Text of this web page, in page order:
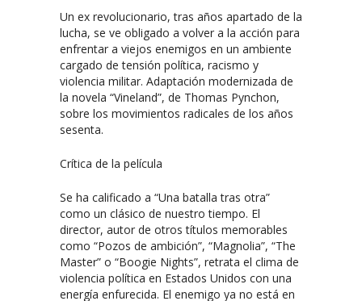
Un ex revolucionario, tras años apartado de la
lucha, se ve obligado a volver a la acción para
enfrentar a viejos enemigos en un ambiente
cargado de tensión política, racismo y
violencia militar. Adaptación modernizada de
la novela “Vineland”, de Thomas Pynchon,
sobre los movimientos radicales de los años
sesenta.
Crítica de la película
Se ha calificado a “Una batalla tras otra”
como un clásico de nuestro tiempo. El
director, autor de otros títulos memorables
como “Pozos de ambición”, “Magnolia”, “The
Master” o “Boogie Nights”, retrata el clima de
violencia política en Estados Unidos con una
energía enfurecida. El enemigo ya no está en